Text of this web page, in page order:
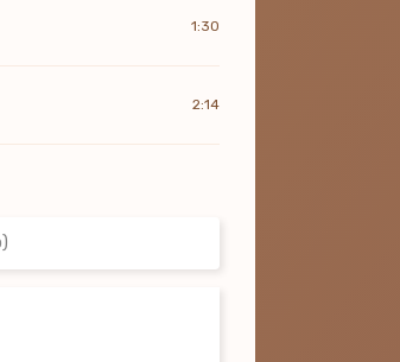
1:30
2:14